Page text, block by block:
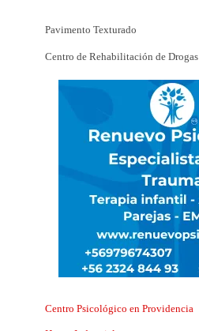
Pavimento Texturado
Centro de Rehabilitación de Drogas
Centro Psicológico en Providencia